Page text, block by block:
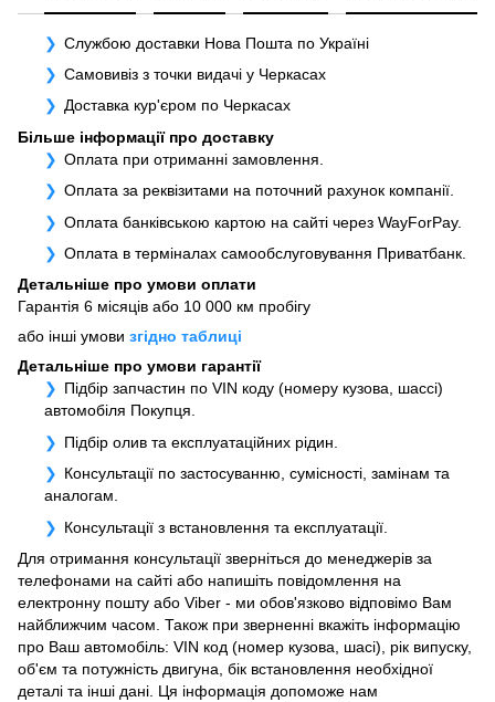
Службою доставки Нова Пошта по Україні
Самовивіз з точки видачі у Черкасах
Доставка кур'єром по Черкасах
Більше інформації про доставку
Оплата при отриманні замовлення.
Оплата за реквізитами на поточний рахунок компанії.
Оплата банківською картою на сайті через WayForPay.
Оплата в терміналах самообслуговування Приватбанк.
Детальніше про умови оплати
Гарантія 6 місяців або 10 000 км пробігу
або інші умови згідно таблиці
Детальніше про умови гарантії
Підбір запчастин по VIN коду (номеру кузова, шассі)
автомобіля Покупця.
Підбір олив та експлуатаційних рідин.
Консультації по застосуванню, сумісності, замінам та
аналогам.
Консультації з встановлення та експлуатації.
Для отримання консультації зверніться до менеджерів за
телефонами на сайті або напишіть повідомлення на
електронну пошту або Viber - ми обов'язково відповімо Вам
найближчим часом. Також при зверненні вкажіть інформацію
про Ваш автомобіль: VIN код (номер кузова, шасі), рік випуску,
об'єм та потужність двигуна, бік встановлення необхідної
деталі та інші дані. Ця інформація допоможе нам